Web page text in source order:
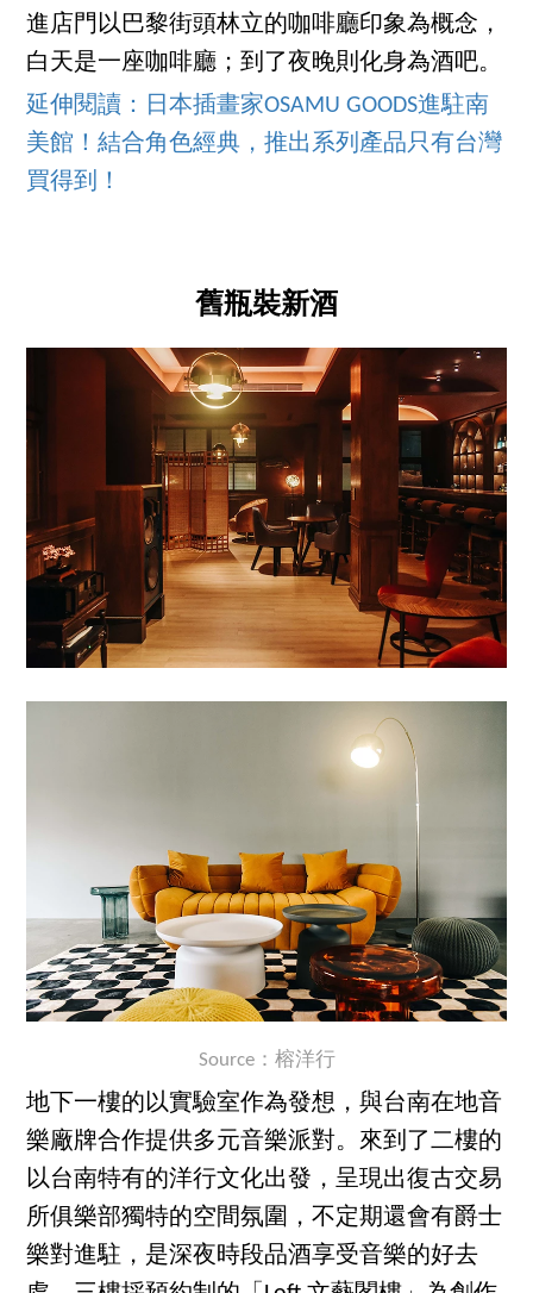
進店門以巴黎街頭林立的咖啡廳印象為概念，
白天是一座咖啡廳；到了夜晚則化身為酒吧。
延伸閱讀：日本插畫家OSAMU GOODS進駐南
美館！結合角色經典，推出系列產品只有台灣
買得到！
舊瓶裝新酒
Source：榕洋行
地下一樓的以實驗室作為發想，與台南在地音
樂廠牌合作提供多元音樂派對。來到了二樓的
以台南特有的洋行文化出發，呈現出復古交易
所俱樂部獨特的空間氛圍，不定期還會有爵士
樂對進駐，是深夜時段品酒享受音樂的好去